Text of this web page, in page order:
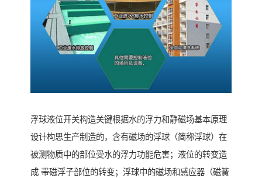
浮球液位开关构造关键根据水的浮力和静磁场基本原理
设计构思生产制造的，含有磁场的浮球（简称浮球）在
被测物质中的部位受水的浮力功能危害；液位的转变造
成 带磁浮子部位的转变；浮球中的磁场和感应器（磁簧